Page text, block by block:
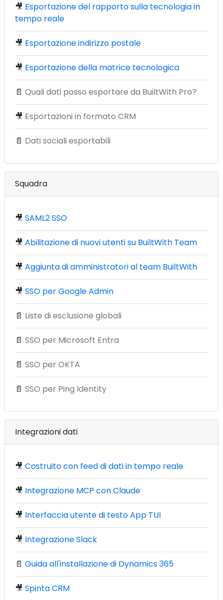
🎥 Esportazione del rapporto sulla tecnologia in
tempo reale
🎥 Esportazione indirizzo postale
🎥 Esportazione della matrice tecnologica
📄 Quali dati posso esportare da BuiltWith Pro?
🎥 Esportazioni in formato CRM
📄 Dati sociali esportabili
Squadra
🎥 SAML2 SSO
🎥 Abilitazione di nuovi utenti su BuiltWith Team
🎥 Aggiunta di amministratori al team BuiltWith
🎥 SSO per Google Admin
📄 Liste di esclusione globali
📄 SSO per Microsoft Entra
📄 SSO per OKTA
📄 SSO per Ping Identity
Integrazioni dati
🎥 Costruito con feed di dati in tempo reale
🎥 Integrazione MCP con Claude
🎥 Interfaccia utente di testo App TUI
🎥 Integrazione Slack
📄 Guida all'installazione di Dynamics 365
🎥 Spinta CRM